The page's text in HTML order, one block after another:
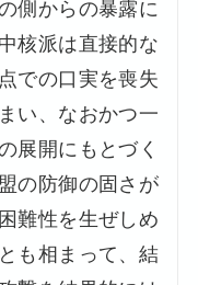
側からの暴露に
核派は直接的な
での口実を喪失
い、なおかつ一
展開にもとづく
の防御の固さが
難性を生ぜしめ
も相まって、結